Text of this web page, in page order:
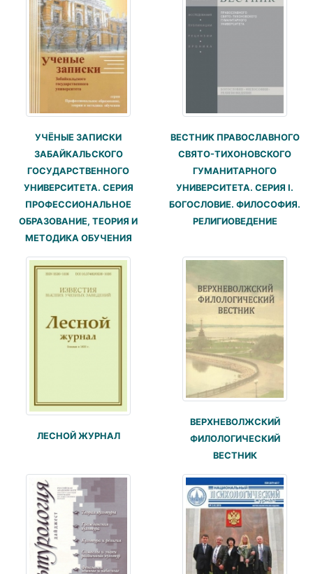
УЧЁНЫЕ ЗАПИСКИ
ЗАБАЙКАЛЬСКОГО
ГОСУДАРСТВЕННОГО
УНИВЕРСИТЕТА. СЕРИЯ
ПРОФЕССИОНАЛЬНОЕ
ОБРАЗОВАНИЕ, ТЕОРИЯ И
МЕТОДИКА ОБУЧЕНИЯ
ВЕСТНИК ПРАВОСЛАВНОГО
СВЯТО-ТИХОНОВСКОГО
ГУМАНИТАРНОГО
УНИВЕРСИТЕТА. СЕРИЯ I.
БОГОСЛОВИЕ. ФИЛОСОФИЯ.
РЕЛИГИОВЕДЕНИЕ
ЛЕСНОЙ ЖУРНАЛ
ВЕРХНЕВОЛЖСКИЙ
ФИЛОЛОГИЧЕСКИЙ
ВЕСТНИК